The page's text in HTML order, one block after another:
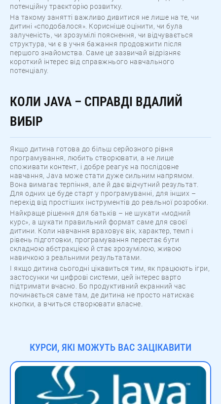
потенційну траєкторію розвитку.
На такому занятті важливо дивитися не лише на те, чи
дитині «сподобалося». Корисніше оцінити, чи була
залученість, чи зрозумілі пояснення, чи відчувається
структура, чи є в учня бажання продовжити після
першого знайомства. Саме це зазвичай відрізняє
короткий інтерес від справжнього навчального
потенціалу.
КОЛИ JAVA – СПРАВДІ ВДАЛИЙ
ВИБІР
Якщо дитина готова до більш серйозного рівня
програмування, любить створювати, а не лише
споживати контент, і добре реагує на послідовне
навчання, Java може стати дуже сильним напрямом.
Вона вимагає терпіння, але й дає відчутний результат.
Для одних це буде старт у програмуванні, для інших –
перехід від простіших інструментів до реальної розробки.
Найкраще рішення для батьків – не шукати «модний
курс», а шукати правильний формат саме для своєї
дитини. Коли навчання враховує вік, характер, темп і
рівень підготовки, програмування перестає бути
складною абстракцією й стає зрозумілою, живою
навичкою з реальними результатами.
І якщо дитина сьогодні цікавиться тим, як працюють ігри,
застосунки чи цифрові системи, цей інтерес варто
підтримати вчасно. Бо продуктивний екранний час
починається саме там, де дитина не просто натискає
кнопки, а вчиться створювати власне.
КУРСИ, ЯКІ МОЖУТЬ ВАС ЗАЦІКАВИТИ